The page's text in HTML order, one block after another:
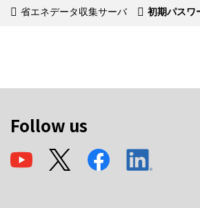
省エネデータ収集サーバ
初期パスワ
Follow us